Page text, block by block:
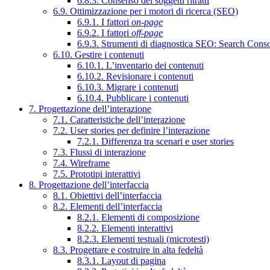
6.9. Ottimizzazione per i motori di ricerca (SEO)
6.9.1. I fattori on-page
6.9.2. I fattori off-page
6.9.3. Strumenti di diagnostica SEO: Search
6.10. Gestire i contenuti
6.10.1. L’inventario dei contenuti
6.10.2. Revisionare i contenuti
6.10.3. Migrare i contenuti
6.10.4. Pubblicare i contenuti
7. Progettazione dell’interazione
7.1. Caratteristiche dell’interazione
7.2. User stories per definire l’interazione
7.2.1. Differenza tra scenari e user stories
7.3. Flussi di interazione
7.4. Wireframe
7.5. Prototipi interattivi
8. Progettazione dell’interfaccia
8.1. Obiettivi dell’interfaccia
8.2. Elementi dell’interfaccia
8.2.1. Elementi di composizione
8.2.2. Elementi interattivi
8.2.3. Elementi testuali (microtesti)
8.3. Progettare e costruire in alta fedeltà
8.3.1. Layout di pagina